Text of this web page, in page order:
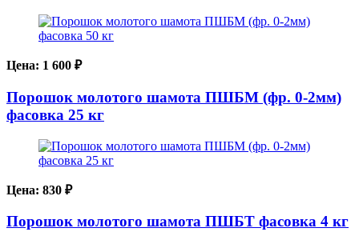
Цена: 1 600 ₽
Порошок молотого шамота ПШБМ (фр. 0-2мм)
фасовка 25 кг
Цена: 830 ₽
Порошок молотого шамота ПШБТ фасовка 4 кг